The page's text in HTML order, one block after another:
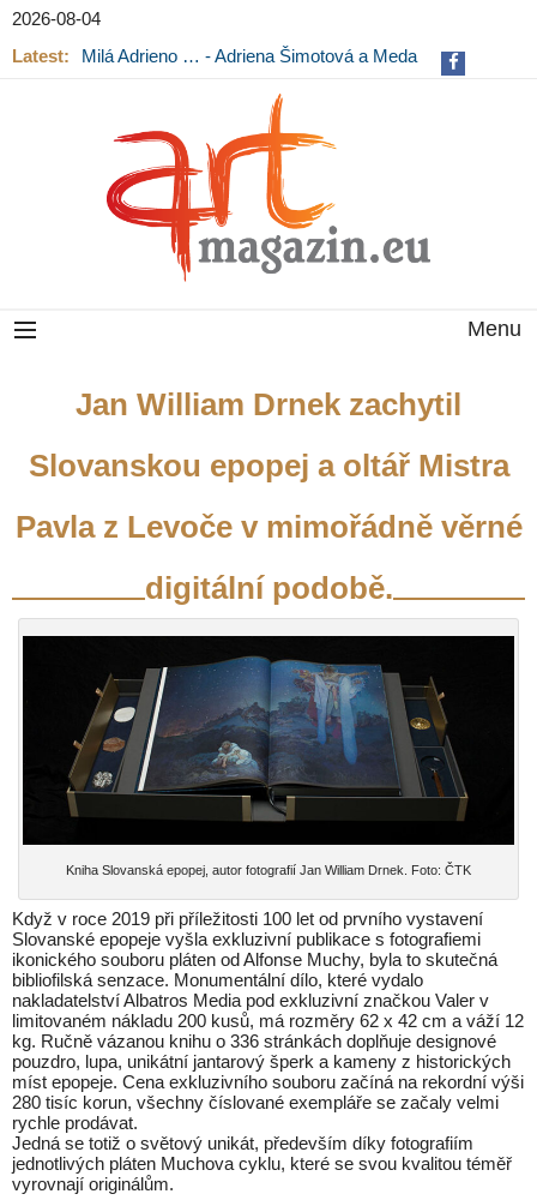
2026-08-04
Latest:
Milá Adrieno … - Adriena Šimotová a Meda
Menu
Jan William Drnek zachytil
Slovanskou epopej a oltář Mistra
Pavla z Levoče v mimořádně věrné
digitální podobě.
Kniha Slovanská epopej, autor fotografií Jan William Drnek. Foto: ČTK
Když v roce 2019 při příležitosti 100 let od prvního vystavení
Slovanské epopeje vyšla exkluzivní publikace s fotografiemi
ikonického souboru pláten od Alfonse Muchy, byla to skutečná
bibliofilská senzace. Monumentální dílo, které vydalo
nakladatelství Albatros Media pod exkluzivní značkou Valer v
limitovaném nákladu 200 kusů, má rozměry 62 x 42 cm a váží 12
kg. Ručně vázanou knihu o 336 stránkách doplňuje designové
pouzdro, lupa, unikátní jantarový šperk a kameny z historických
míst epopeje. Cena exkluzivního souboru začíná na rekordní výši
280 tisíc korun, všechny číslované exempláře se začaly velmi
rychle prodávat.
Jedná se totiž o světový unikát, především díky fotografiím
jednotlivých pláten Muchova cyklu, které se svou kvalitou téměř
vyrovnají originálům.